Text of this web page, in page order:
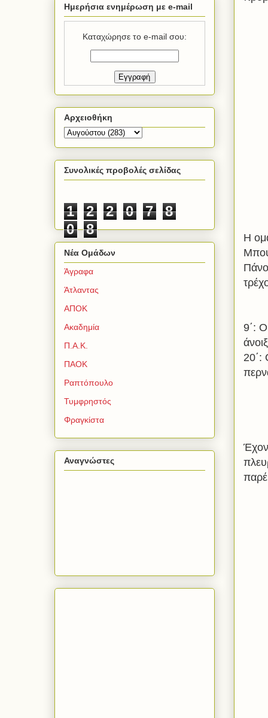
Η
9΄:
20΄:
Ημερήσια ενημέρωση με e-mail
Καταχώρησε το e-mail σου:
Αρχειοθήκη
Συνολικές προβολές σελίδας
1 2 2 0 7
8
0
8
Νέα Ομάδων
Άγραφα
Άτλαντας
ΑΠΟΚ
Ακαδημία
Π.Α.Κ.
ΠΑΟΚ
Ραπτόπουλο
Τυμφρηστός
Φραγκίστα
Αναγνώστες